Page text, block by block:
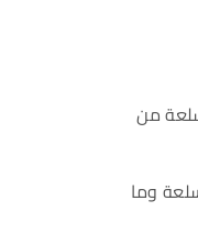
من
وما